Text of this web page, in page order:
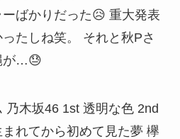
ばかりだった😥 重大発表
たしね笑。 それと秋Pさ
が…😓
乃木坂46 1st 透明な色 2nd
れてから初めて見た夢 欅